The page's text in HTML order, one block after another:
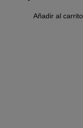
Añadir al carrito